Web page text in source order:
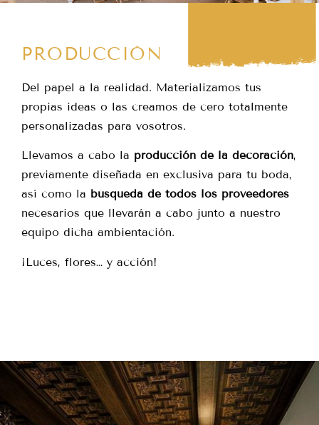
PRODUCCIÓN
Del papel a la realidad. Materializamos tus
propias ideas o las creamos de cero totalmente
personalizadas para vosotros.
Llevamos a cabo la producción de la decoración,
previamente diseñada en exclusiva para tu boda,
así como la búsqueda de todos los proveedores
necesarios que llevarán a cabo junto a nuestro
equipo dicha ambientación.
¡Luces, flores… y acción!